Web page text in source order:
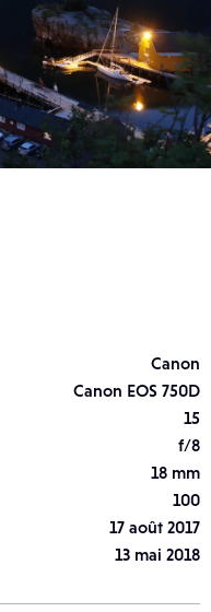
Canon
Canon EOS 750D
15
f/8
18 mm
100
17 août 2017
13 mai 2018